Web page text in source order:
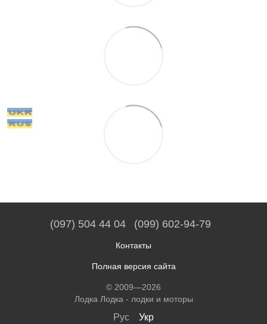
(097) 504 44 04 (099) 602-94-79
Контакты
Полная версия сайта
© 2009—2026
Лодка Лодка - лодки и моторы
Рус Укр